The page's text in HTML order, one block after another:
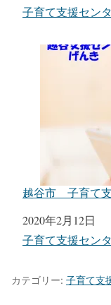
関連理由
子育て支援セン
越谷市 子育て
日付
2020年2月12日
関連理由
子育て支援セン
カテゴリー: 子育て支